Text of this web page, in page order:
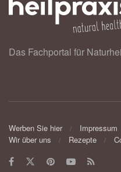
Das Fachportal für
Werben Sie hier Impressum
Wir über uns
Rezepte